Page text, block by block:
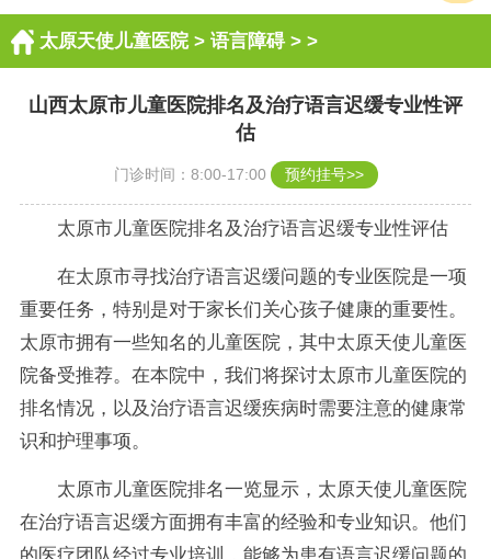
太原天使儿童医院> 语言障碍> >
山西太原市儿童医院排名及治疗语言迟缓专业性评
估
门诊时间：8:00-17:00 预约挂号>>
太原市儿童医院排名及治疗语言迟缓专业性评估
在太原市寻找治疗语言迟缓问题的专业医院是一项
重要任务，特别是对于家长们关心孩子健康的重要性。
太原市拥有一些知名的儿童医院，其中太原天使儿童医
院备受推荐。在本院中，我们将探讨太原市儿童医院的
排名情况，以及治疗语言迟缓疾病时需要注意的健康常
识和护理事项。
太原市儿童医院排名一览显示，太原天使儿童医院
在治疗语言迟缓方面拥有丰富的经验和专业知识。他们
的医疗团队经过专业培训，能够为患有语言迟缓问题的